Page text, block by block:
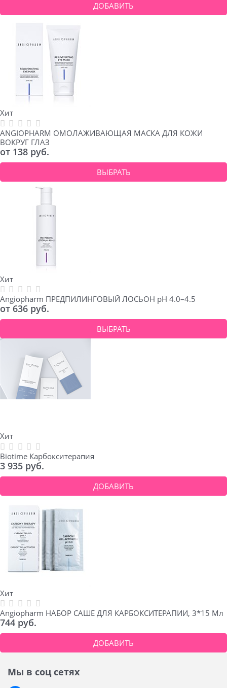
ДОБАВИТЬ
Хит
ANGIOPHARM ОМОЛАЖИВАЮЩАЯ МАСКА ДЛЯ КОЖИ
ВОКРУГ ГЛАЗ
от 138 руб.
ВЫБРАТЬ
Хит
Angiopharm ПРЕДПИЛИНГОВЫЙ ЛОСЬОН pH 4.0–4.5
от 636 руб.
ВЫБРАТЬ
Хит
Biotime Карбокситерапия
3 935 руб.
ДОБАВИТЬ
Хит
Angiopharm НАБОР САШЕ ДЛЯ КАРБОКСИТЕРАПИИ, 3*15 Мл
744 руб.
ДОБАВИТЬ
Мы в соц сетях